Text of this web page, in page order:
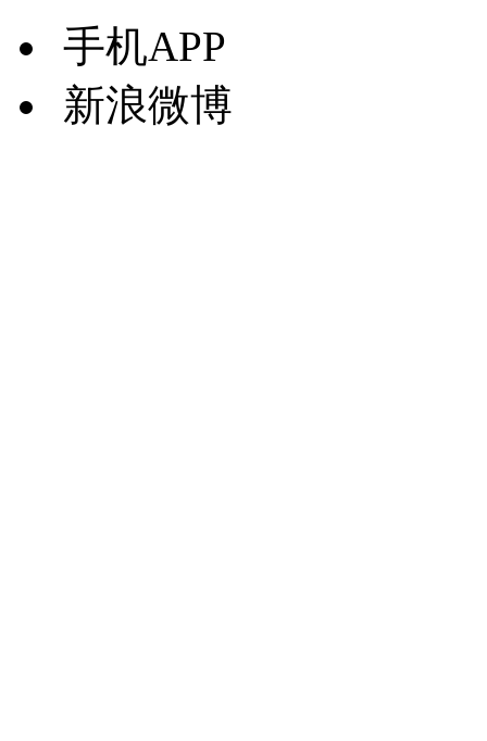
手机APP
新浪微博